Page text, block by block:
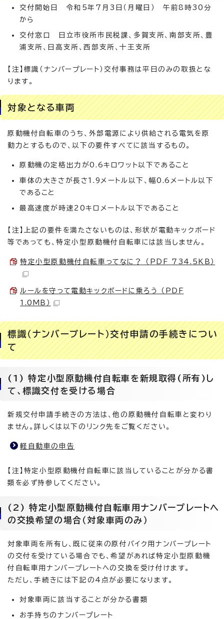
交付開始日 令和5年7月3日（月曜日） 午前8時30分
から
交付窓口 日立市役所市民税課、多賀支所、南部支所、豊
浦支所、日高支所、西部支所、十王支所
【注】標識（ナンバープレート）交付事務は平日のみの取扱とな
ります。
対象となる車両
原動機付自転車のうち、外部電源により供給される電気を原
動力とするもので、以下の要件すべてに該当するもの。
原動機の定格出力が0.6キロワット以下であること
車体の大きさが長さ1.9メートル以下、幅0.6メートル以下
であること
最高速度が時速20キロメートル以下であること
【注】上記の要件を満たさないものは、形状が電動キックボード
等であっても、特定小型原動機付自転車には該当しません。
特定小型原動機付自転車ってなに？ （PDF 734.5KB）
ルールを守って電動キックボードに乗ろう （PDF
1.0MB）
標識（ナンバープレート）交付申請の手続きについ
て
(1) 特定小型原動機付自転車を新規取得(所有)し
て、標識交付を受ける場合
新規交付申請手続きの方法は、他の原動機付自転車と変わり
ません。詳しくは以下のリンク先をご覧ください。
軽自動車の申告
【注】特定小型原動機付自転車に該当していることが分かる書
類を必ず持参してください。
(2) 特定小型原動機付自転車用ナンバープレートへ
の交換希望の場合（対象車両のみ）
対象車両を所有し、既に従来の原付バイク用ナンバープレート
の交付を受けている場合でも、希望があれば特定小型原動機
付自転車用ナンバープレートへの交換を受け付けます。
ただし、手続きには下記の4点が必要になります。
対象車両に該当することが分かる書類
お手持ちのナンバープレート